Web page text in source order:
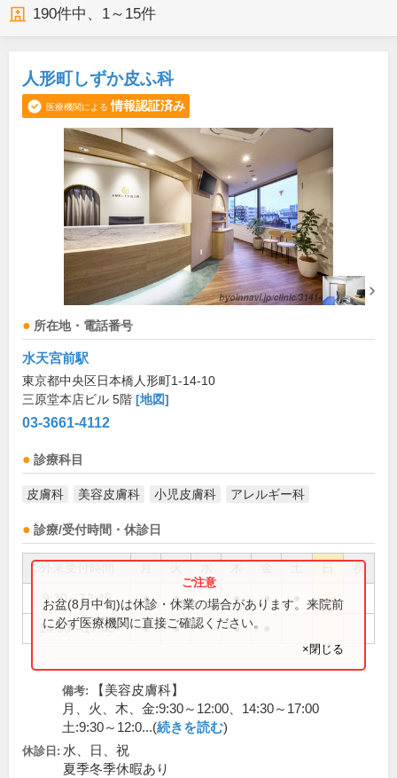
190件中、 1～15件
人形町しずか皮ふ科
医療機関による 情報認証済み
所在地・電話番号
水天宮前駅
東京都中央区日本橋人形町1-14-10
三原堂本店ビル 5階 [地図]
03-3661-4112
診療科目
皮膚科 美容皮膚科 小児皮膚科 アレルギー科
診療/受付時間・休診日
祝
9:30～12:45 ● ● ● ●
14:30～17:45 ● ● ●
お盆(8月中旬)は休診・休業の場合があります。来院前
に必ず医療機関に直接ご確認ください。
×閉じる
備考:
【美容皮膚科】
月、火、木、金:9:30～12:00、14:30～17:00
土:9:30～12:0...(続きを読む)
休診日: 水、日、祝
夏季冬季休暇あり